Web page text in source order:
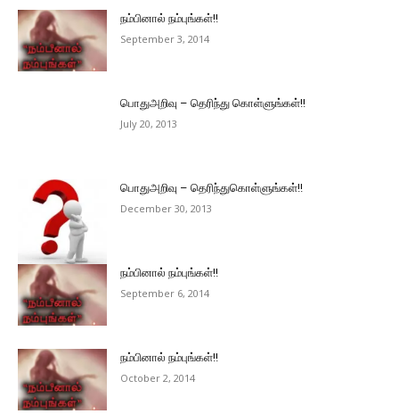
நம்பினால் நம்புங்கள்!!
September 3, 2014
பொதுஅறிவு – தெரிந்து கொள்ளுங்கள்!!
July 20, 2013
பொதுஅறிவு – தெரிந்துகொள்ளுங்கள்!!
December 30, 2013
நம்பினால் நம்புங்கள்!!
September 6, 2014
நம்பினால் நம்புங்கள்!!
October 2, 2014